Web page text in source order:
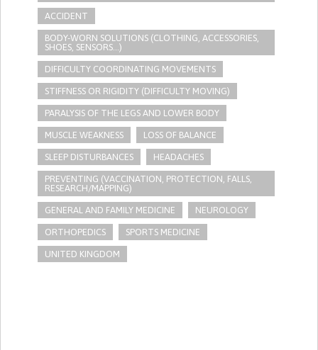
ACCIDENT
BODY-WORN SOLUTIONS (CLOTHING, ACCESSORIES,
SHOES, SENSORS...)
DIFFICULTY COORDINATING MOVEMENTS
STIFFNESS OR RIGIDITY (DIFFICULTY MOVING)
PARALYSIS OF THE LEGS AND LOWER BODY
MUSCLE WEAKNESS LOSS OF BALANCE
SLEEP DISTURBANCES HEADACHES
PREVENTING (VACCINATION, PROTECTION, FALLS,
RESEARCH/MAPPING)
GENERAL AND FAMILY MEDICINE NEUROLOGY
ORTHOPEDICS SPORTS MEDICINE
UNITED KINGDOM